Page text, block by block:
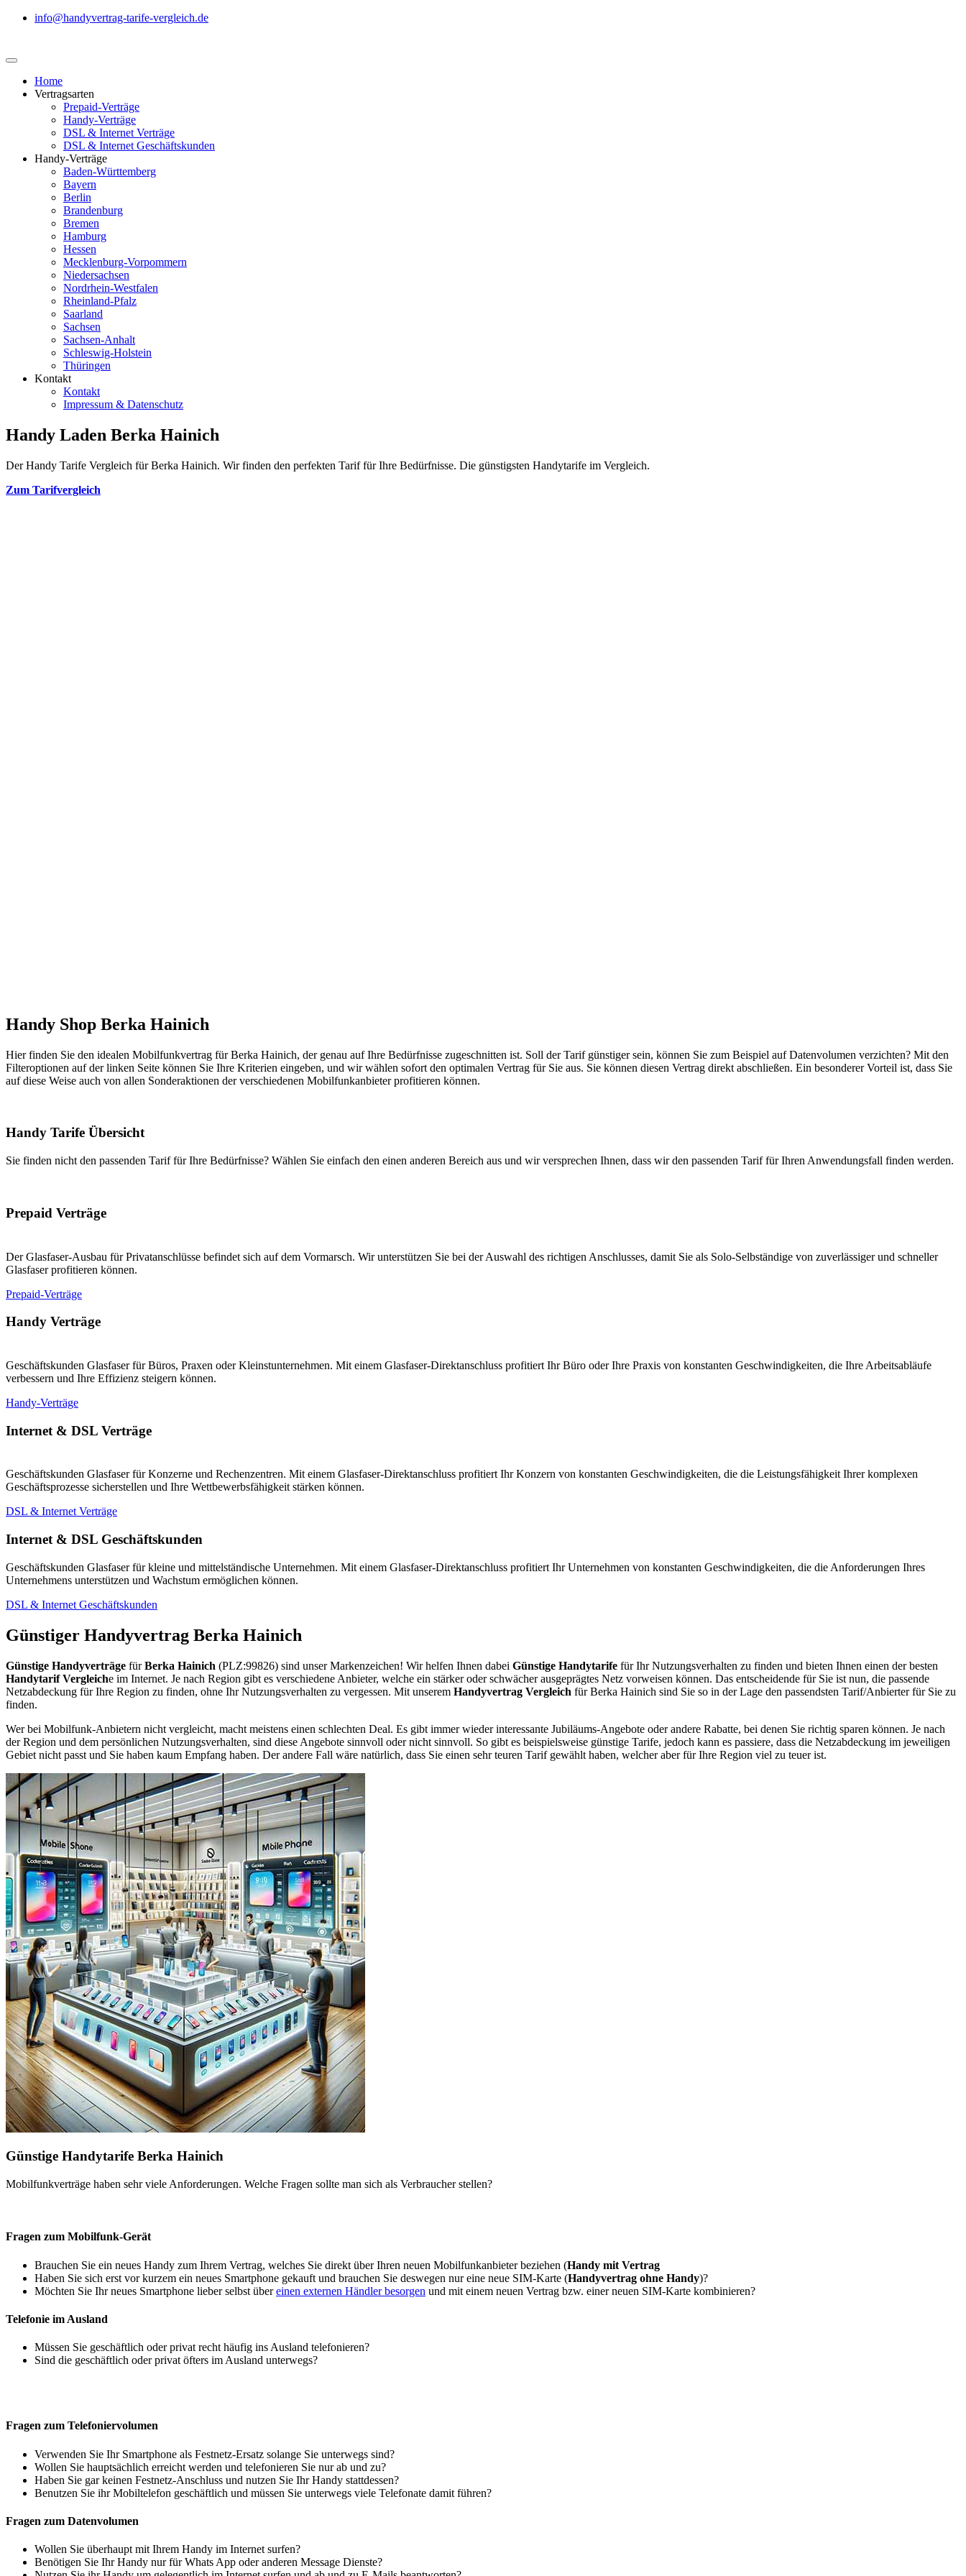
info@handyvertrag-tarife-vergleich.de
Home
Vertragsarten
Prepaid-Verträge
Handy-Verträge
DSL & Internet Verträge
DSL & Internet Geschäftskunden
Handy-Verträge
Baden-Württemberg
Bayern
Berlin
Brandenburg
Bremen
Hamburg
Hessen
Mecklenburg-Vorpommern
Niedersachsen
Nordrhein-Westfalen
Rheinland-Pfalz
Saarland
Sachsen
Sachsen-Anhalt
Schleswig-Holstein
Thüringen
Kontakt
Kontakt
Impressum & Datenschutz
Handy Laden Berka Hainich
Der Handy Tarife Vergleich für Berka Hainich. Wir finden den perfekten Tarif für Ihre Bedürfnisse. Die günstigsten Handytarife im Vergleich.
Zum Tarifvergleich
Handy Shop Berka Hainich
Hier finden Sie den idealen Mobilfunkvertrag für Berka Hainich, der genau auf Ihre Bedürfnisse zugeschnitten ist. Soll der Tarif günstiger sein, können Sie zum Beispiel auf Datenvolumen verzichten? Mit den
Filteroptionen auf der linken Seite können Sie Ihre Kriterien eingeben, und wir wählen sofort den optimalen Vertrag für Sie aus. Sie können diesen Vertrag direkt abschließen. Ein besonderer Vorteil ist, dass Sie
auf diese Weise auch von allen Sonderaktionen der verschiedenen Mobilfunkanbieter profitieren können.
Handy Tarife Übersicht
Sie finden nicht den passenden Tarif für Ihre Bedürfnisse? Wählen Sie einfach den einen anderen Bereich aus und wir versprechen Ihnen, dass wir den passenden Tarif für Ihren Anwendungsfall finden werden.
Prepaid Verträge
Der Glasfaser-Ausbau für Privatanschlüsse befindet sich auf dem Vormarsch. Wir unterstützen Sie bei der Auswahl des richtigen Anschlusses, damit Sie als Solo-Selbständige von zuverlässiger und schneller
Glasfaser profitieren können.
Prepaid-Verträge
Handy Verträge
Geschäftskunden Glasfaser für Büros, Praxen oder Kleinstunternehmen. Mit einem Glasfaser-Direktanschluss profitiert Ihr Büro oder Ihre Praxis von konstanten Geschwindigkeiten, die Ihre Arbeitsabläufe
verbessern und Ihre Effizienz steigern können.
Handy-Verträge
Internet & DSL Verträge
Geschäftskunden Glasfaser für Konzerne und Rechenzentren. Mit einem Glasfaser-Direktanschluss profitiert Ihr Konzern von konstanten Geschwindigkeiten, die die Leistungsfähigkeit Ihrer komplexen
Geschäftsprozesse sicherstellen und Ihre Wettbewerbsfähigkeit stärken können.
DSL & Internet Verträge
Internet & DSL Geschäftskunden
Geschäftskunden Glasfaser für kleine und mittelständische Unternehmen. Mit einem Glasfaser-Direktanschluss profitiert Ihr Unternehmen von konstanten Geschwindigkeiten, die die Anforderungen Ihres
Unternehmens unterstützen und Wachstum ermöglichen können.
DSL & Internet Geschäftskunden
Günstiger Handyvertrag Berka Hainich
Günstige Handyverträge fürBerka Hainich (PLZ:99826) sind unser Markenzeichen! Wir helfen Ihnen dabei Günstige Handytarife für Ihr Nutzungsverhalten zu finden und bieten Ihnen einen der besten
Handytarif Vergleiche im Internet. Je nach Region gibt es verschiedene Anbieter, welche ein stärker oder schwächer ausgeprägtes Netz vorweisen können. Das entscheidende für Sie ist nun, die passende
Netzabdeckung für Ihre Region zu finden, ohne Ihr Nutzungsverhalten zu vergessen. Mit unserem Handyvertrag Vergleich für Berka Hainich sind Sie so in der Lage den passendsten Tarif/Anbierter für Sie zu
finden.
Wer bei Mobilfunk-Anbietern nicht vergleicht, macht meistens einen schlechten Deal. Es gibt immer wieder interessante Jubiläums-Angebote oder andere Rabatte, bei denen Sie richtig sparen können. Je nach
der Region und dem persönlichen Nutzungsverhalten, sind diese Angebote sinnvoll oder nicht sinnvoll. So gibt es beispielsweise günstige Tarife, jedoch kann es passiere, dass die Netzabdeckung im jeweiligen
Gebiet nicht passt und Sie haben kaum Empfang haben. Der andere Fall wäre natürlich, dass Sie einen sehr teuren Tarif gewählt haben, welcher aber für Ihre Region viel zu teuer ist.
Günstige Handytarife Berka Hainich
Mobilfunkverträge haben sehr viele Anforderungen. Welche Fragen sollte man sich als Verbraucher stellen?
Fragen zum Mobilfunk-Gerät
Brauchen Sie ein neues Handy zum Ihrem Vertrag, welches Sie direkt über Ihren neuen Mobilfunkanbieter beziehen (Handy mit Vertrag
Haben Sie sich erst vor kurzem ein neues Smartphone gekauft und brauchen Sie deswegen nur eine neue SIM-Karte (Handyvertrag ohne Handy)?
Möchten Sie Ihr neues Smartphone lieber selbst übereinen externen Händler besorgen und mit einem neuen Vertrag bzw. einer neuen SIM-Karte kombinieren?
Telefonie im Ausland
Müssen Sie geschäftlich oder privat recht häufig ins Ausland telefonieren?
Sind die geschäftlich oder privat öfters im Ausland unterwegs?
Fragen zum Telefoniervolumen
Verwenden Sie Ihr Smartphone als Festnetz-Ersatz solange Sie unterwegs sind?
Wollen Sie hauptsächlich erreicht werden und telefonieren Sie nur ab und zu?
Haben Sie gar keinen Festnetz-Anschluss und nutzen Sie Ihr Handy stattdessen?
Benutzen Sie ihr Mobiltelefon geschäftlich und müssen Sie unterwegs viele Telefonate damit führen?
Fragen zum Datenvolumen
Wollen Sie überhaupt mit Ihrem Handy im Internet surfen?
Benötigen Sie Ihr Handy nur für Whats App oder anderen Message Dienste?